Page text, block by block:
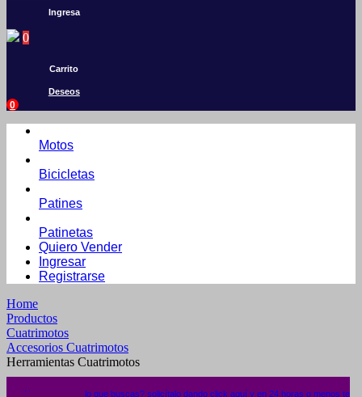
Ingresa
0
Carrito
Deseos
0
Motos
Bicicletas
Patines
Patinetas
Quiero Vender
Ingresar
Registrarse
Home
Productos
Cuatrimotos
Accesorios Cuatrimotos
Herramientas Cuatrimotos
¿No encuentras lo que buscas? solicítalo dando click aquí y en 24 horas o menos te